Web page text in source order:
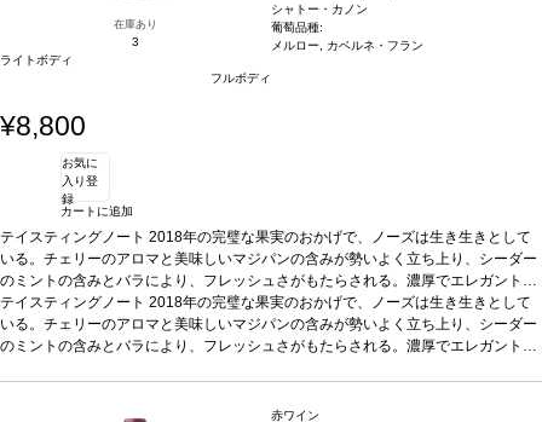
在庫あり
3
ライトボディ
フルボディ
シャトー・カノン
葡萄品種:
メルロー, カベルネ・フラン
¥8,800
お気に
入り登
録
カートに追加
テイスティングノート 2018年の完璧な果実のおかげで、ノーズは生き生きとして
いる。チェリーのアロマと美味しいマジパンの含みが勢いよく立ち上り、シーダー
のミントの含みとバラにより、フレッシュさがもたらされる。濃厚でエレガントな
フルボディ、傑出したバランスは深みと素晴らしい密度を表す。味わいは幅広く、
洗練されたタンニンは滑らかで、タルトのようなピリッとした甘味も感じる。力強
さと優美さを備えている、見事な一本。葡萄品種65% メルロー、35% カベルネ・
テイスティングノート 2018年の完璧な果実のおかげで、ノーズは生き生きとして
いる。チェリーのアロマと美味しいマジパンの含みが勢いよく立ち上り、シーダー
のミントの含みとバラにより、フレッシュさがもたらされる。濃厚でエレガントな
葡萄品種
赤ワイン